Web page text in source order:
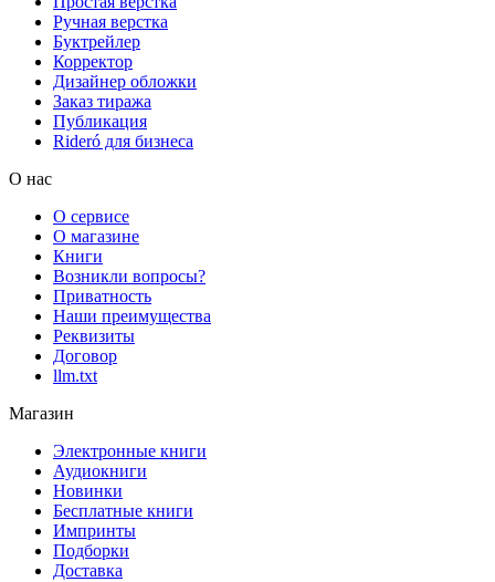
Ручная верстка
Буктрейлер
Корректор
Дизайнер обложки
Заказ тиража
Публикация
Rideró для бизнеса
О нас
О сервисе
О магазине
Книги
Возникли вопросы?
Приватность
Наши преимущества
Реквизиты
Договор
llm.txt
Магазин
Электронные книги
Аудиокниги
Новинки
Бесплатные книги
Импринты
Подборки
Доставка